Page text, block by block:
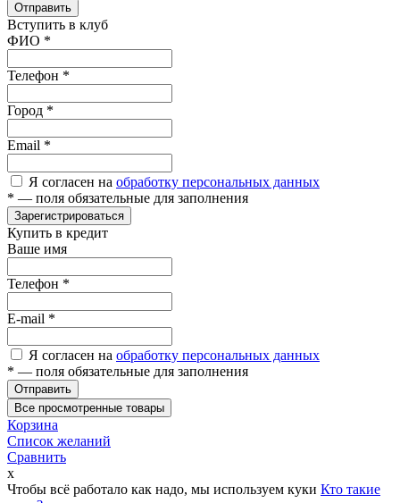
Отправить
Вступить в клуб
ФИО *
Телефон *
Город *
Email *
Я согласен на обработку персональных данных
* — поля обязательные для заполнения
Зарегистрироваться
Купить в кредит
Ваше имя
Телефон *
E-mail *
Я согласен на обработку персональных данных
* — поля обязательные для заполнения
Отправить
Все просмотренные товары
Корзина
Список желаний
Сравнить
x
Чтобы всё работало как надо, мы используем куки Кто такие